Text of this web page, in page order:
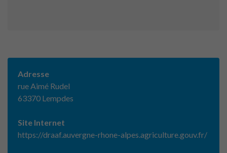
Adresse
rue Aimé Rudel
63370 Lempdes
Site Internet
https://draaf.auvergne-rhone-alpes.agriculture.gouv.fr/